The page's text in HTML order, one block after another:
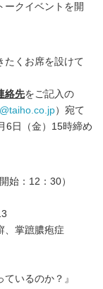
ークイベントを開
たくお席を設けて
絡先をご記入の
）宛て
6日（金）15時締め
始：12：30）
、掌蹠膿疱症
いるのか？』